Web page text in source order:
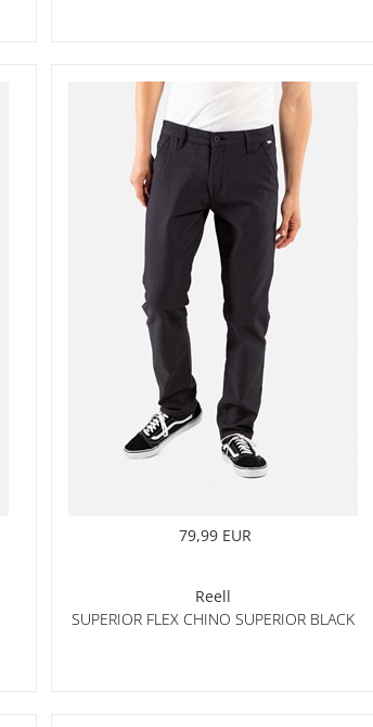
79,99 EUR
Reell
SUPERIOR FLEX CHINO SUPERIOR BLACK